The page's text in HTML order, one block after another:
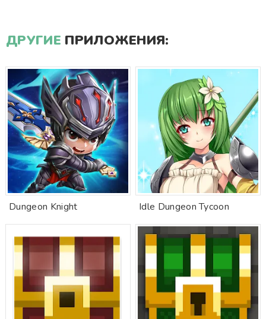
ДРУГИЕ ПРИЛОЖЕНИЯ:
Dungeon Knight Idle Dungeon Tycoon